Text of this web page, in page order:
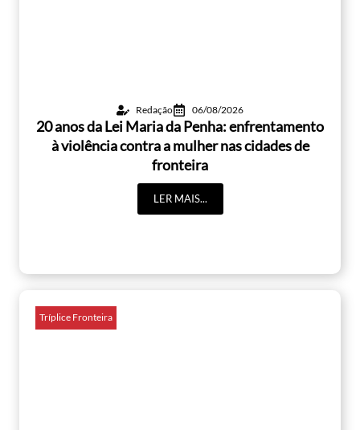
Redação 06/08/2026
20 anos da Lei Maria da Penha: enfrentamento
à violência contra a mulher nas cidades de
fronteira
LER MAIS...
Tríplice Fronteira